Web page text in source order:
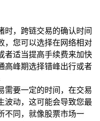
时，跨链交易的确认时间
，您可以选择在网络相对
者适当提高手续费来加快
高峰期选择错峰出行或者
需要一定的时间，在交易
波动，这可能会导致您最
不同，就像股票市场一